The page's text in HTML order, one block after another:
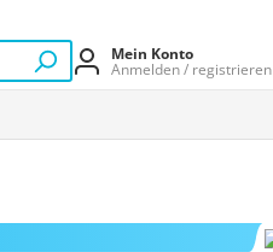
Mein Konto
Anmelden / registrieren